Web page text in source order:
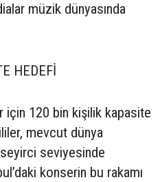
müzik dünyasında
HEDEFİ
için 120 bin kişilik kapasite
mevcut dünya
seviyesinde
konserin bu rakamı